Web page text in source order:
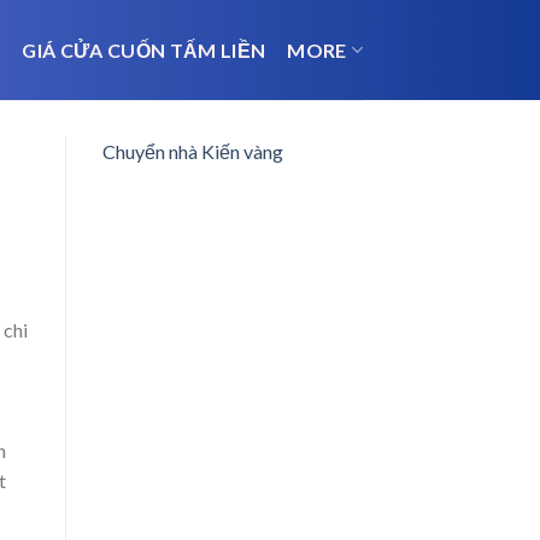
GIÁ CỬA CUỐN TẤM LIỀN MORE
Chuyển nhà Kiến vàng